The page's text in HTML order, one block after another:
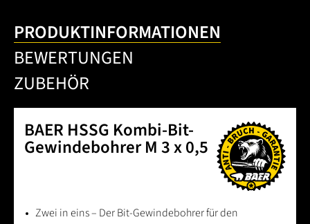
PRODUKTINFORMATIONEN
BEWERTUNGEN
ZUBEHÖR
BAER HSSG Kombi-Bit-
Gewindebohrer M 3 x 0,5
Zwei in eins – Der Bit-Gewindebohrer für den